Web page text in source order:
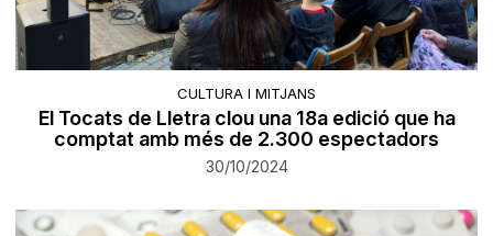
CULTURA I MITJANS
El Tocats de Lletra clou una 18a edició que ha
comptat amb més de 2.300 espectadors
30/10/2024